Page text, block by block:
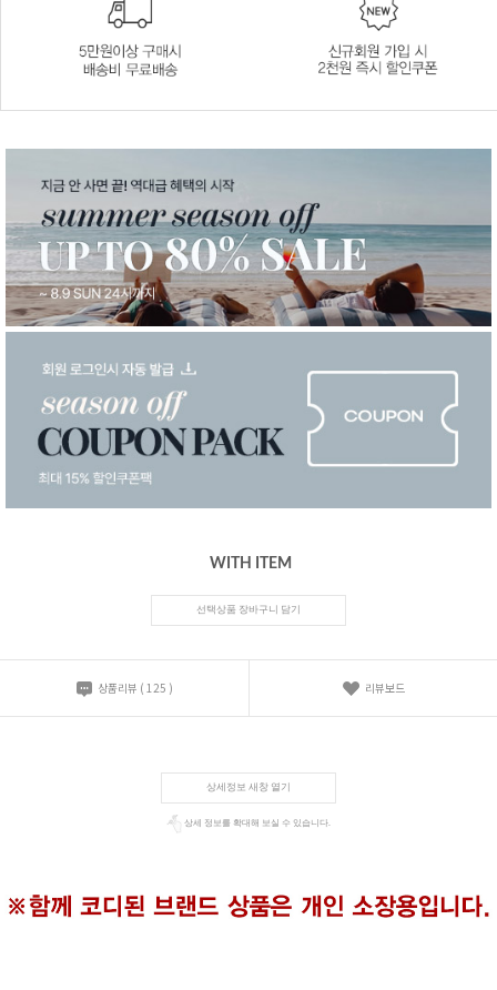
WITH ITEM
선택상품 장바구니 담기
상품리뷰 ( 125 ) 리뷰보드
상세정보 새창 열기
상세 정보를 확대해 보실 수 있습니다.